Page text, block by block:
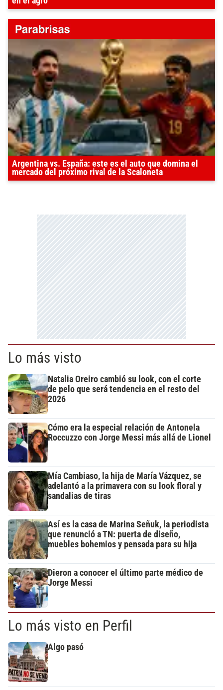
Argentina vs. España: este es el auto que domina el
mercado del próximo rival de la Scaloneta
Lo más visto
Natalia Oreiro cambió su look, con el corte
de pelo que será tendencia en el resto del
2026
Cómo era la especial relación de Antonela
Roccuzzo con Jorge Messi más allá de Lionel
Mía Cambiaso, la hija de María Vázquez, se
adelantó a la primavera con su look floral y
sandalias de tiras
Así es la casa de Marina Señuk, la periodista
que renunció a TN: puerta de diseño,
muebles bohemios y pensada para su hija
Dieron a conocer el último parte médico de
Jorge Messi
Lo más visto en Perfil
Algo pasó